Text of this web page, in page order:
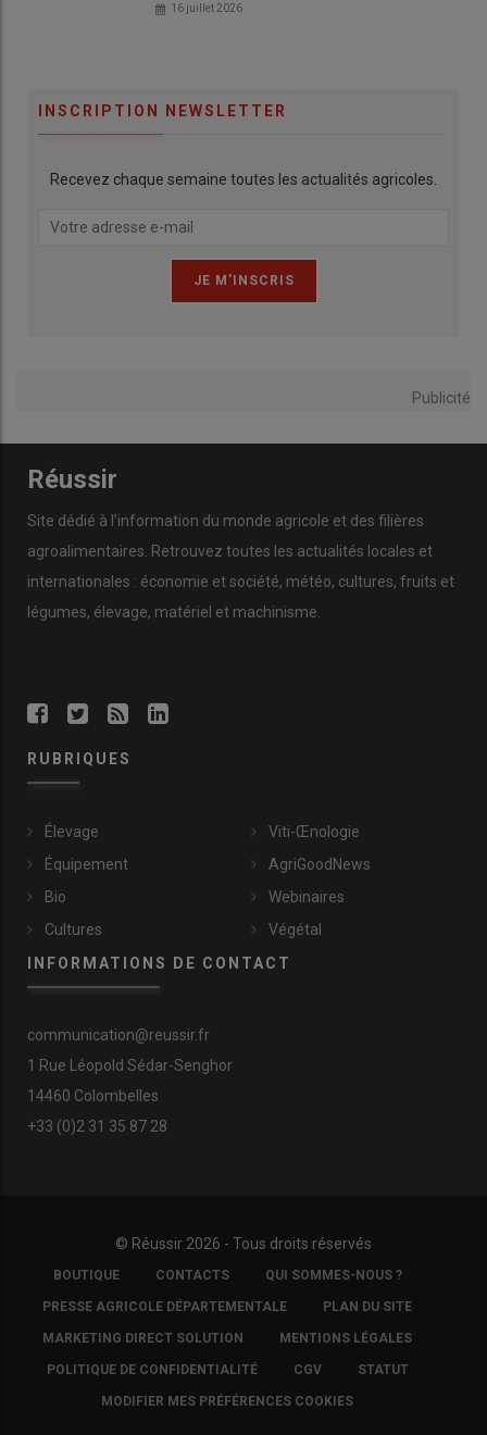
16 juillet 2026
INSCRIPTION NEWSLETTER
Recevez chaque semaine toutes les actualités agricoles.
Publicité
Réussir
Site dédié à l’information du monde agricole et des filières
agroalimentaires. Retrouvez toutes les actualités locales et
internationales : économie et société, météo, cultures, fruits et
légumes, élevage, matériel et machinisme.
RUBRIQUES
Élevage
Équipement
Bio
Cultures
Viti-Œnologie
AgriGoodNews
Webinaires
Végétal
INFORMATIONS DE CONTACT
communication@reussir.fr
1 Rue Léopold Sédar-Senghor
14460 Colombelles
+33 (0)2 31 35 87 28
© Réussir 2026 - Tous droits réservés
FOOTER
COPYRIGHT
BOUTIQUE CONTACTS QUI SOMMES-NOUS ?
PRESSE AGRICOLE DÉPARTEMENTALE PLAN DU SITE
MARKETING DIRECT SOLUTION MENTIONS LÉGALES
POLITIQUE DE CONFIDENTIALITÉ CGV STATUT
MODIFIER MES PRÉFÉRENCES COOKIES